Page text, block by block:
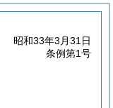
昭和33年3月31日
条例第1号